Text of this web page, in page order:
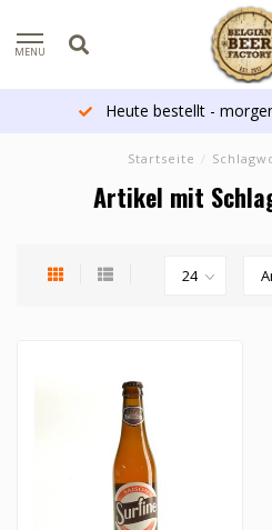
MENU
Heute bestellt -
Startseite /
Artikel mit